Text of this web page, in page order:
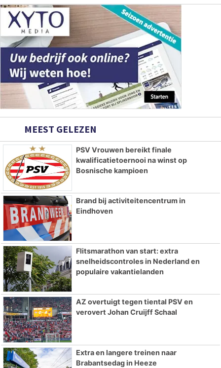
MEEST GELEZEN
PSV Vrouwen bereikt finale
kwalificatietoernooi na winst op
Bosnische kampioen
Brand bij activiteitencentrum in
Eindhoven
Flitsmarathon van start: extra
snelheidscontroles in Nederland en
populaire vakantielanden
AZ overtuigt tegen tiental PSV en
verovert Johan Cruijff Schaal
Extra en langere treinen naar
Brabantsedag in Heeze